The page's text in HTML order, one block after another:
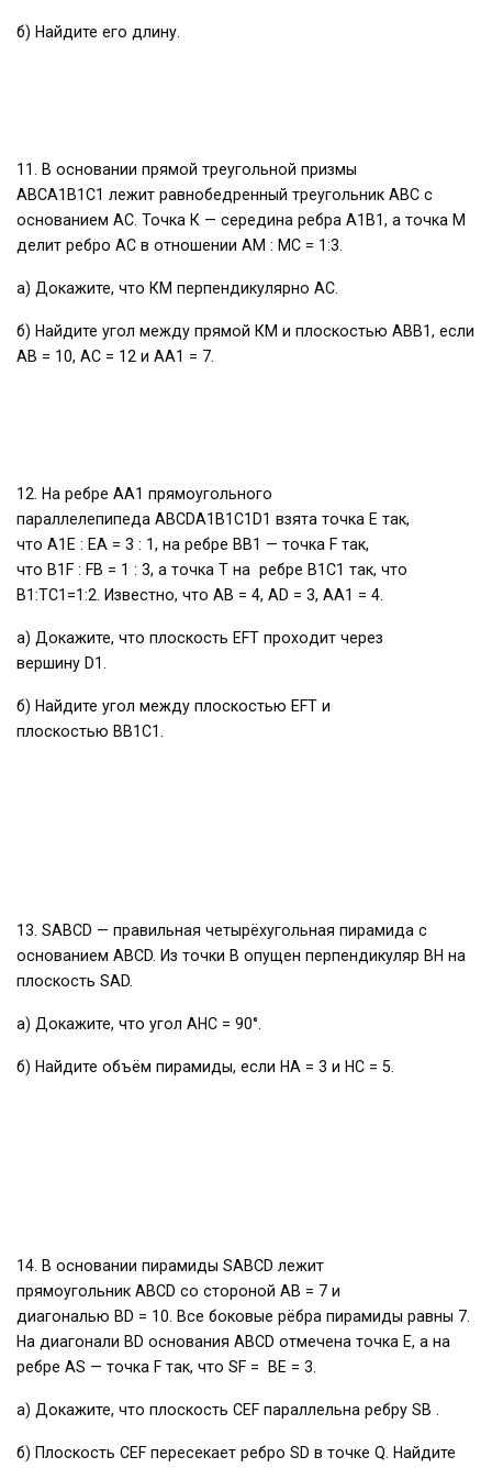
б) Найдите его длину.
11. В основании прямой треугольной призмы
АВСА1В1С1 лежит равнобедренный треугольник АВС с
основанием АС. Точка К — середина ребра А1В1, а точка М
делит ребро АС в отношении AM : МС = 1:3.
а) Докажите, что КМ перпендикулярно АС.
б) Найдите угол между прямой КМ и плоскостью АВВ1, если
АВ = 10, АС = 12 и АА1 = 7.
12. На ребре AA1 прямоугольного
параллелепипеда ABCDA1B1C1D1 взята точка E так,
что A1E : EA = 3 : 1, на ребре BB1 — точка F так,
что B1F : FB = 1 : 3, а точка T на ребре B1C1 так, что
B1:TC1=1:2. Известно, что AB = 4, AD = 3, AA1 = 4.
а) Докажите, что плоскость EFT проходит через
вершину D1.
б) Найдите угол между плоскостью EFT и
плоскостью BB1C1.
13. SABCD — правильная четырёхугольная пирамида с
основанием ABCD. Из точки В опущен перпендикуляр ВН на
плоскость SAD.
а) Докажите, что угол AHC = 90°.
б) Найдите объём пирамиды, если НА = 3 и НС = 5.
14. В основании пирамиды SABCD лежит
прямоугольник ABCD со стороной AB = 7 и
диагональю BD = 10. Все боковые рёбра пирамиды равны 7.
На диагонали BD основания ABCD отмечена точка E, а на
ребре AS — точка F так, что SF = BE = 3.
а) Докажите, что плоскость CEF параллельна ребру SB .
б) Плоскость CEF пересекает ребро SD в точке Q. Найдите